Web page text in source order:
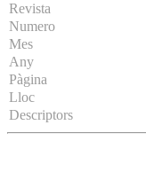
Revista
Numero
Mes
Any
Pàgina
Lloc
Descriptors